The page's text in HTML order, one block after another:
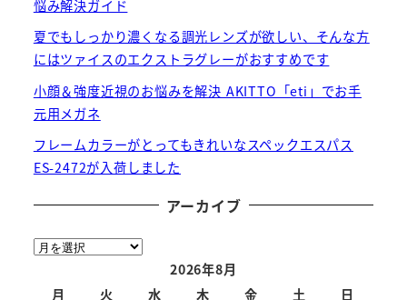
悩み解決ガイド
夏でもしっかり濃くなる調光レンズが欲しい、そんな方
にはツァイスのエクストラグレーがおすすめです
小顔＆強度近視のお悩みを解決 AKITTO「eti」でお手
元用メガネ
フレームカラーがとってもきれいなスペックエスパス
ES-2472が入荷しました
アーカイブ
ア
2026年8月
月
火 水 木 金 土 日